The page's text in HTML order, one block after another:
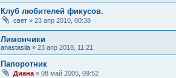
Клуб любителей фикусов.
свет » 23 апр 2010, 00:38
Лимончики
anastasiia » 23 апр 2018, 11:21
Папоротник
Диана » 08 май 2005, 09:52